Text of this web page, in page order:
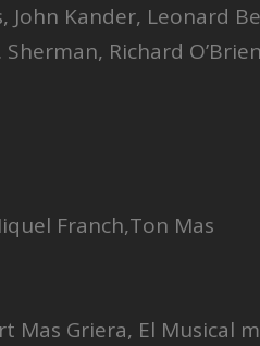
John Kander, Leonard
Richard
Franch,Ton Mas
Mas Griera, El Musical